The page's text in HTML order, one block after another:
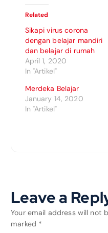
Related
Sikapi virus corona
dengan belajar mandiri
dan belajar di rumah
April 1, 2020
In "Artikel"
Merdeka Belajar
January 14, 2020
In "Artikel"
Leave a
Your email address will not
marked *